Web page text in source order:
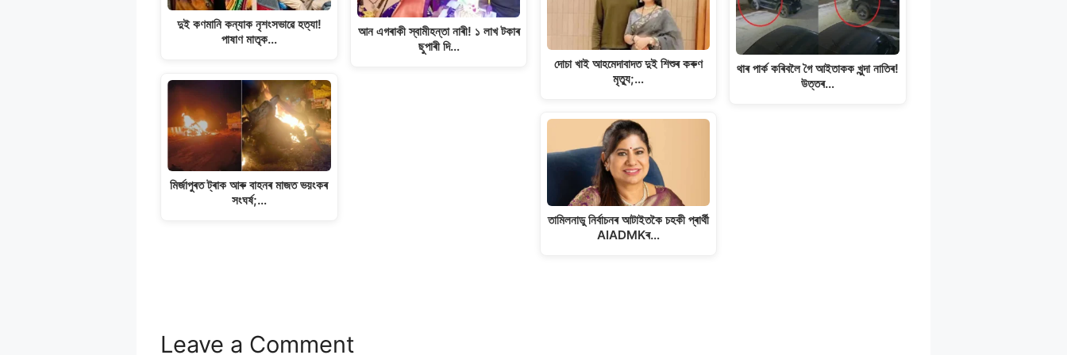
দুই কণমানি কন্যাক নৃশংসভাৱে হত্যা!
পাষাণ মাতৃক…
মিৰ্জাপুৰত ট্ৰাক আৰু বাহনৰ মাজত ভয়ংকৰ
সংঘৰ্ষ;…
আন এগৰাকী স্বামীহন্তা নাৰী! ১ লাখ টকাৰ
ছুপাৰী দি…
দোচা খাই আহমেদাবাদত দুই শিশুৰ কৰুণ
মৃত্যু;…
তামিলনাডু নিৰ্বাচনৰ আটাইতকৈ চহকী প্ৰাৰ্থী
AIADMKৰ…
থাৰ পাৰ্ক কৰিবলৈ গৈ আইতাকক খুন্দা নাতিৰ!
উত্তৰ…
Leave a Comment